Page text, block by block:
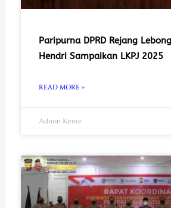
Paripurna DPRD Rejang
Hendri Sampaikan LKPJ 2025
READ MORE »
Admin Keme